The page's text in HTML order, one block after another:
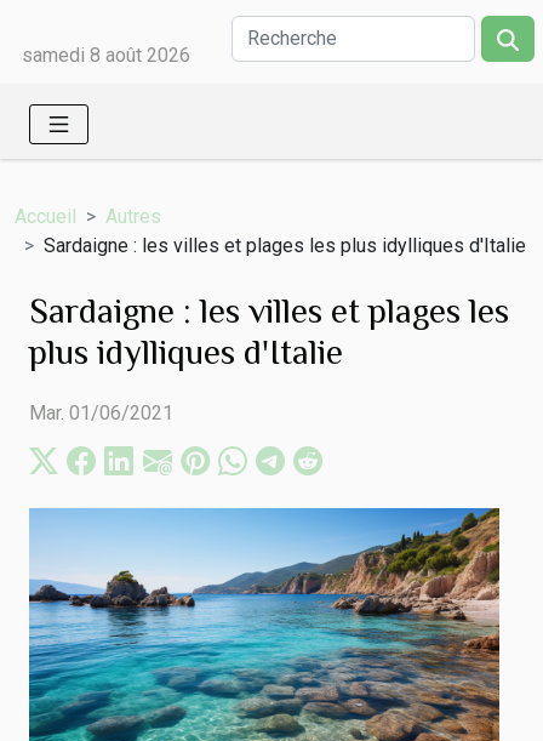
samedi 8 août 2026
Accueil
Autres
Sardaigne : les villes et plages les plus idylliques d'Italie
Sardaigne : les villes et plages les
plus idylliques d'Italie
Mar. 01/06/2021